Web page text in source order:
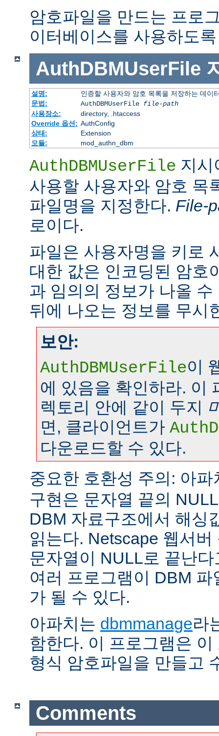
암호파일을 만드는 프로
이터베이스를 사용하도
AuthDBMUserFile
설명:
인증할 사용자와 암호 목록을 저장하는 데이
문법:
AuthDBMUserFile file-path
사용장소:
directory, .htaccess
Override 옵션: AuthConfig
상태:
Extension
모듈:
mod_authn_dbm
AuthDBMUserFile 지시
사용할 사용자와 암호 목
파일명을 지정한다. File-
로이다.
파일은 사용자명을 키로
대한 값은 인코딩된 암호
과 임의의 정보가 나올
뒤에 나오는 정보를 무시
보안:
AuthDBMUserFile이
에 있음을 확인하라. 이
렉토리 안에 같이 두지
면, 클라이언트가
다운로드할 수 있다.
중요한 호환성 주의: 아
구현은 문자열 끝의
DBM 자료구조에서 해싱
읽는다. Netscape 웹서
문자열이 NULL로 끝난
여러 프로그램이 DBM
가 될 수 있다.
아파치는 dbmmanage라
함한다. 이 프로그램은
형식 암호파일을 만들고
Comments